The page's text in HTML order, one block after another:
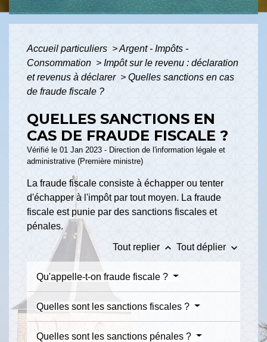
Accueil particuliers >Argent - Impôts -
Consommation > Impôt sur le revenu : déclaration
et revenus à déclarer > Quelles sanctions en cas
de fraude fiscale ?
QUELLES SANCTIONS EN
CAS DE FRAUDE FISCALE ?
Vérifié le 01 Jan 2023 - Direction de l'information légale et
administrative (Première ministre)
La fraude fiscale consiste à échapper ou tenter
d'échapper à l'impôt par tout moyen. La fraude
fiscale est punie par des sanctions fiscales et
pénales.
Tout replier keyboard_arrow_up Tout déplier keyboard_arrow_down
Qu'appelle-t-on fraude fiscale ?
Quelles sont les sanctions fiscales ?
Quelles sont les sanctions pénales ?